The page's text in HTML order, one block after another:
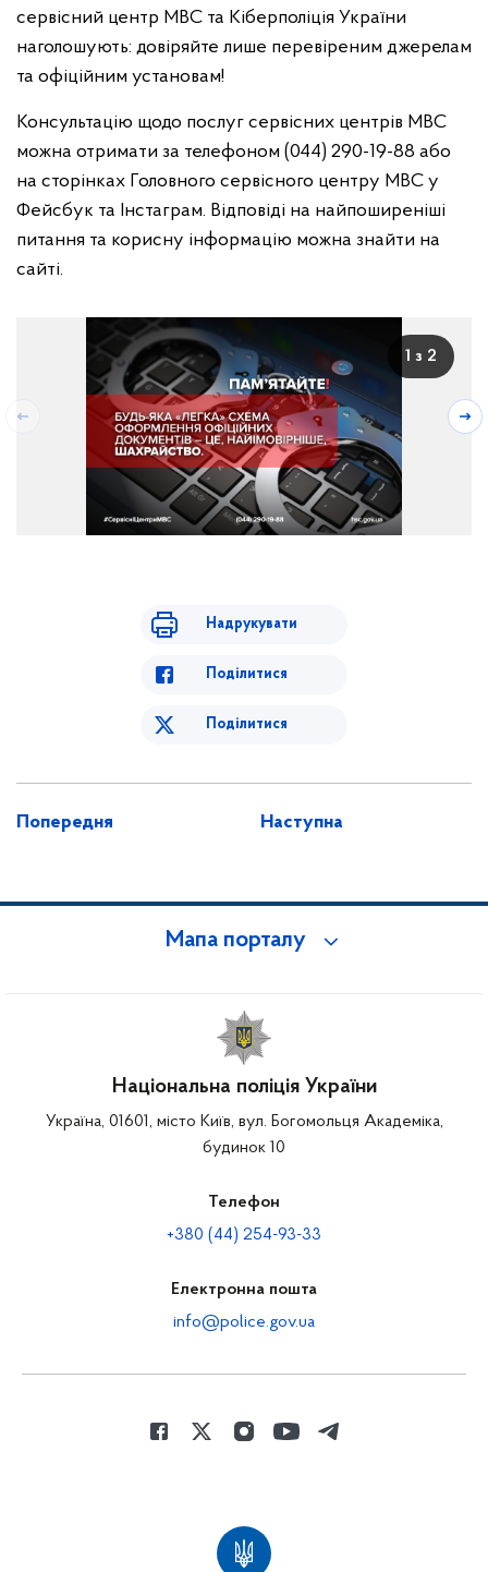
сервісний центр МВС та Кіберполіція України
наголошують: довіряйте лише перевіреним джерелам
та офіційним установам!
Консультацію щодо послуг сервісних центрів МВС
можна отримати за телефоном (044) 290-19-88 або
на сторінках Головного сервісного центру МВС у
Фейсбук та Інстаграм. Відповіді на найпоширеніші
питання та корисну інформацію можна знайти на
сайті.
1 з 2
Надрукувати
Поділитися
Поділитися
Попередня Наступна
Мапа порталу
Національна поліція України
Україна, 01601, місто Київ, вул. Богомольця Академіка,
будинок 10
Телефон
+380 (44) 254-93-33
Електронна пошта
info@police.gov.ua